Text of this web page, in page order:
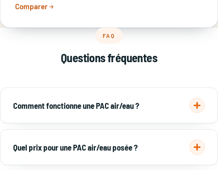
Comparer
FAQ
Questions fréquentes
Comment fonctionne une PAC air/eau ?
Elle capte les calories de l'air et les transfère à l'eau de votre
chauffage et à l'eau chaude. Pour 1 kWh consommé, 3 à 4
kWh restitués.
Quel prix pour une PAC air/eau posée ?